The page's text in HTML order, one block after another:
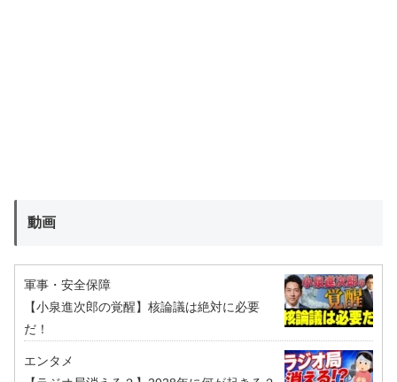
動画
軍事・安全保障
【小泉進次郎の覚醒】核論議は絶対に必要
だ！
エンタメ